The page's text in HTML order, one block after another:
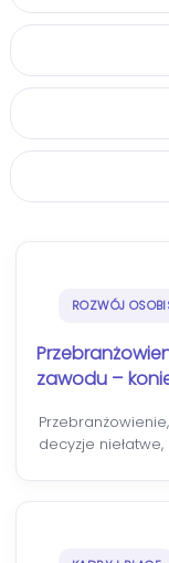
ROZWÓJ
zawodu –
decyzje niełatwe,